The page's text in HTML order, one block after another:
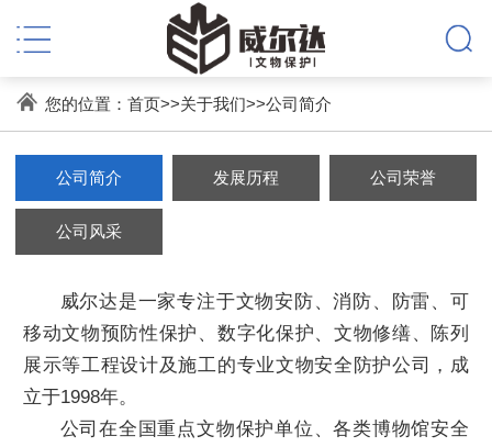
您的位置： 首页>>关于我们>>公司简介
公司简介 发展历程 公司荣誉
公司风采
威尔达是一家专注于文物安防、消防、防雷、可
移动文物预防性保护、数字化保护、文物修缮、陈列
展示等工程设计及施工的专业文物安全防护公司，成
立于1998年。
公司在全国重点文物保护单位、各类博物馆安全